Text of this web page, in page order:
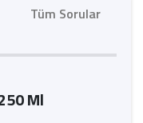
Tüm Sorular
Ml